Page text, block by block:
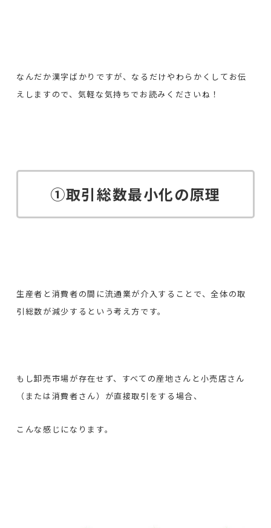
なんだか漢字ばかりですが、なるだけやわらかくしてお伝
えしますので、気軽な気持ちでお読みくださいね！
①取引総数最小化の原理
生産者と消費者の間に流通業が介入することで、全体の取
引総数が減少するという考え方です。
もし卸売市場が存在せず、すべての産地さんと小売店さん
（または消費者さん）が直接取引をする場合、
こんな感じになります。